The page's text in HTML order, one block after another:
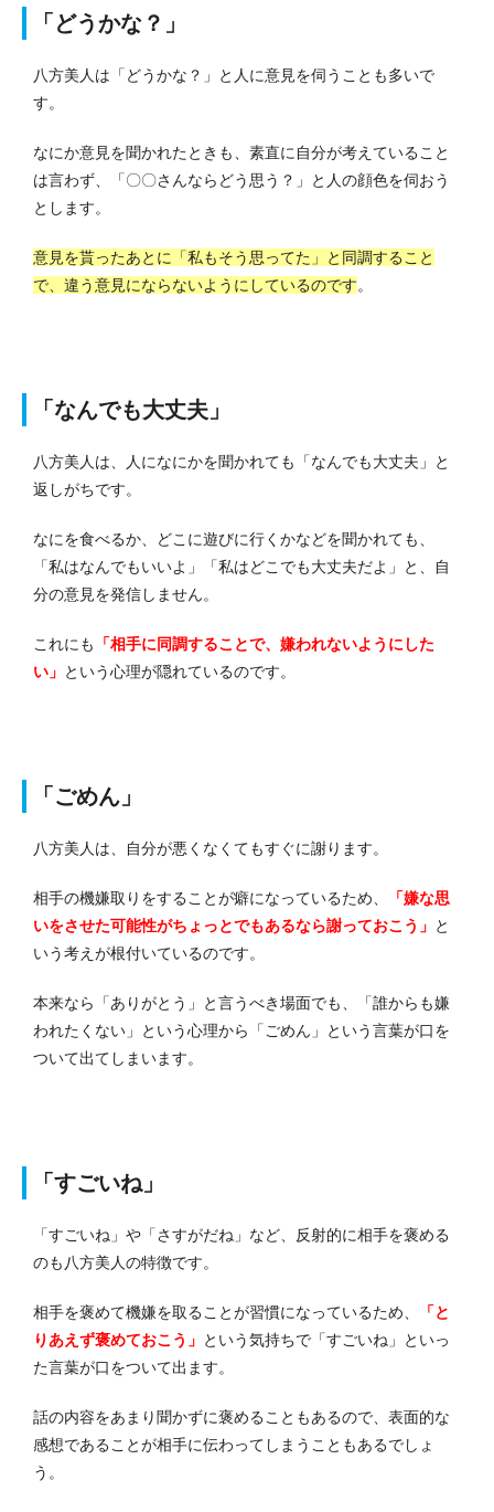
「どうかな？」
八方美人は「どうかな？」と人に意見を伺うことも多いで
す。
なにか意見を聞かれたときも、素直に自分が考えていること
は言わず、「〇〇さんならどう思う？」と人の顔色を伺おう
とします。
意見を貰ったあとに「私もそう思ってた」と同調すること
で、違う意見にならないようにしているのです。
「なんでも大丈夫」
八方美人は、人になにかを聞かれても「なんでも大丈夫」と
返しがちです。
なにを食べるか、どこに遊びに行くかなどを聞かれても、
「私はなんでもいいよ」「私はどこでも大丈夫だよ」と、自
分の意見を発信しません。
これにも
「相手に同調することで、嫌われないようにした
い」 という心理が隠れているのです。
「ごめん」
八方美人は、自分が悪くなくてもすぐに謝ります。
相手の機嫌取りをすることが癖になっているため、
「嫌な思
いをさせた可能性がちょっとでもあるなら謝っておこう」 と
いう考えが根付いているのです。
本来なら「ありがとう」と言うべき場面でも、「誰からも嫌
われたくない」という心理から「ごめん」という言葉が口を
ついて出てしまいます。
「すごいね」
「すごいね」や「さすがだね」など、反射的に相手を褒める
のも八方美人の特徴です。
相手を褒めて機嫌を取ることが習慣になっているため、
「と
りあえず褒めておこう」 という気持ちで「すごいね」といっ
た言葉が口をついて出ます。
話の内容をあまり聞かずに褒めることもあるので、表面的な
感想であることが相手に伝わってしまうこともあるでしょ
う。